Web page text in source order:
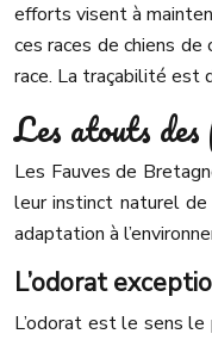
efforts visent à
ces races de chiens
race. La traçabilité est
Les atouts des
Les Fauves de
leur instinct naturel de
adaptation à
L’odorat
L’odorat est le sens